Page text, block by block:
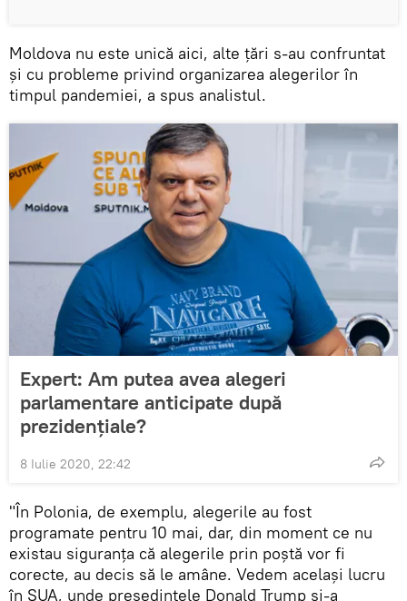
Moldova nu este unică aici, alte țări s-au confruntat
și cu probleme privind organizarea alegerilor în
timpul pandemiei, a spus analistul.
Expert: Am putea avea alegeri
parlamentare anticipate după
prezidențiale?
8 Iulie 2020, 22:42
"În Polonia, de exemplu, alegerile au fost
programate pentru 10 mai, dar, din moment ce nu
existau siguranța că alegerile prin poștă vor fi
corecte, au decis să le amâne. Vedem același lucru
în SUA, unde președintele Donald Trump și-a